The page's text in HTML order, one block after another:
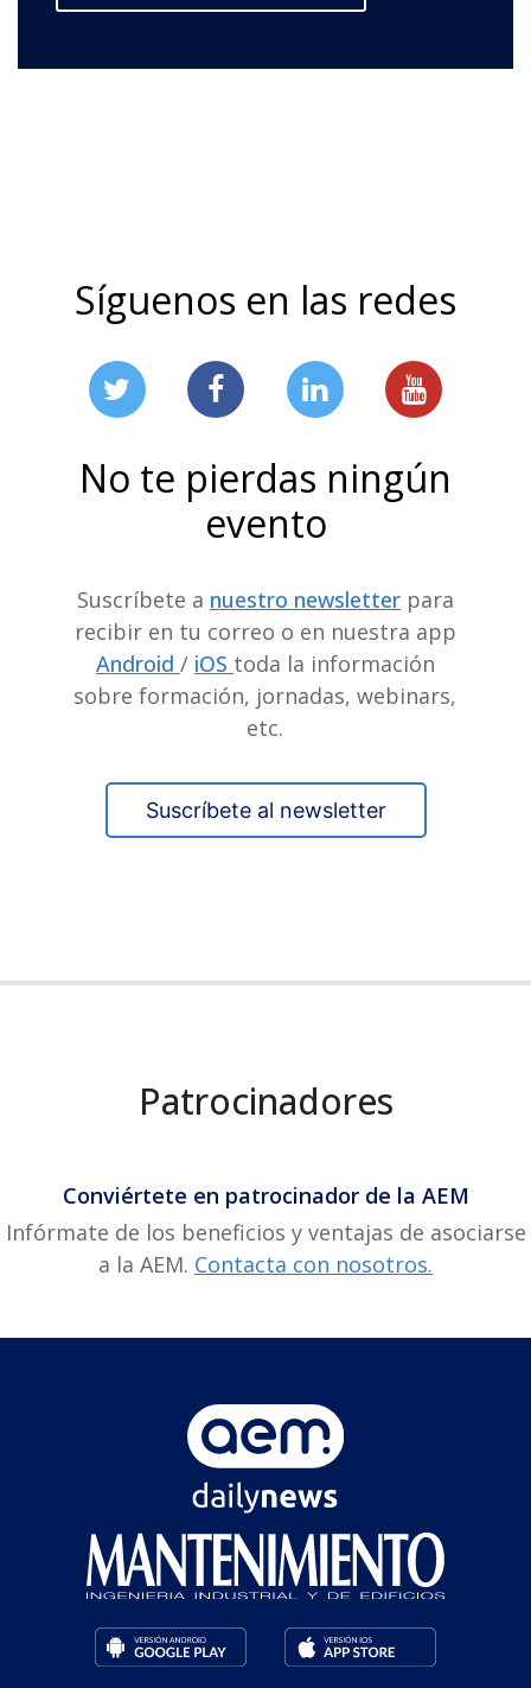
Síguenos en las redes
No te pierdas ningún
evento
Suscríbete a nuestro newsletterpara
recibir en tu correo o en nuestra app
Android / iOS toda la información
sobre formación, jornadas, webinars,
etc.
Suscríbete al newsletter
Patrocinadores
Conviértete en patrocinador de la AEM
Infórmate de los beneficios y ventajas de asociarse
a la AEM. Contacta con nosotros.